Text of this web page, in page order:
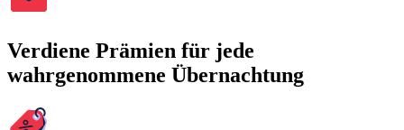
Verdiene Prämien für jede
wahrgenommene Übernachtung